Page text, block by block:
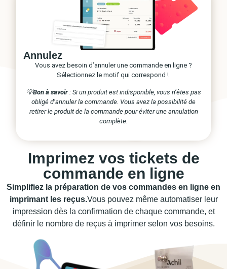
Annulez
Vous avez besoin d’annuler une commande en ligne ?
Sélectionnez le motif qui correspond !
💡Bon à savoir: Si un produit est indisponible, vous n’êtes pas
obligé d’annuler la commande. Vous avez la possibilité de
retirer le produit de la commande pour éviter une annulation
complète.
Imprimez vos tickets de
commande en ligne
Simplifiez la préparation de vos commandes en ligne en
imprimant les reçus.Vous pouvez même automatiser leur
impression dès la confirmation de chaque commande, et
définir le nombre de reçus à imprimer selon vos besoins.